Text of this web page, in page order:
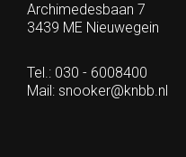
Archimedesbaan 7
3439 ME Nieuwegein
Tel.: 030 - 6008400
Mail: snooker@knbb.nl